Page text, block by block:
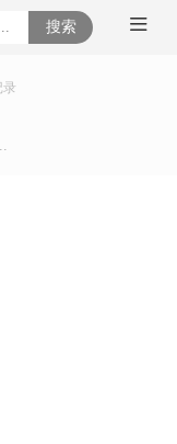
搜索
录